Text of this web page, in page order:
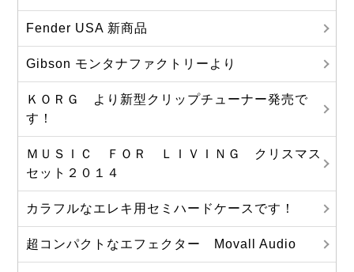
Fender USA 新商品
Gibson モンタナファクトリーより
ＫＯＲＧ より新型クリップチューナー発売で
す！
ＭＵＳＩＣ ＦＯＲ ＬＩＶＩＮＧ クリスマス
セット２０１４
カラフルなエレキ用セミハードケースです！
超コンパクトなエフェクター Movall Audio